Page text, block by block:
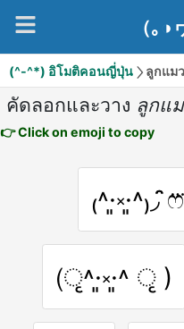
（｡
(^-^*) อิโมติคอนญี่ปุ่น ลูกแม
คัดลอกและวาง ลูกแ
👉 Click on emoji to copy
₍˄·͈༝·͈˄₎◞ ̑̑ෆ⃛
(ृ˄·͈༝·͈˄ ृ )